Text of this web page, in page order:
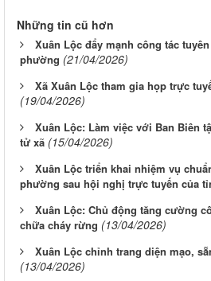
Những tin cũ hơn
Xuân Lộc đẩy mạnh công tác
phường (21/04/2026)
Xã Xuân Lộc tham gia họp trực
(19/04/2026)
Xuân Lộc: Làm việc với Ban Biên
tử xã (15/04/2026)
Xuân Lộc triển khai nhiệm vụ
phường sau hội nghị trực tuyến của
Xuân Lộc: Chủ động tăng cường
chữa cháy rừng (13/04/2026)
Xuân Lộc chỉnh trang diện mạo,
(13/04/2026)